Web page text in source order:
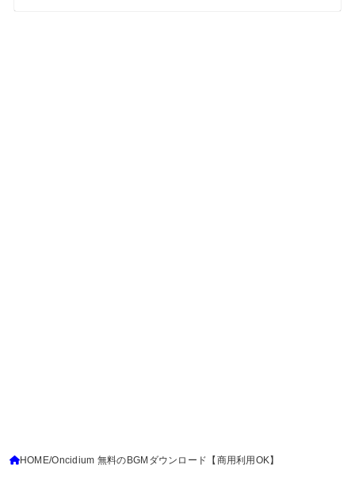
HOME Oncidium 無料のBGMダウンロード【商用利用OK】